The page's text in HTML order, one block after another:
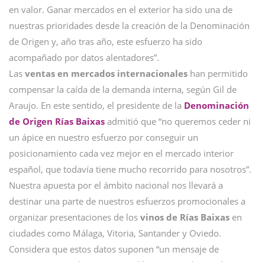
en valor. Ganar mercados en el exterior ha sido una de
nuestras prioridades desde la creación de la Denominación
de Origen y, año tras año, este esfuerzo ha sido
acompañado por datos alentadores”.
Las ventas en mercados internacionales han permitido
compensar la caída de la demanda interna, según Gil de
Araujo. En este sentido, el presidente de la Denominación
de Origen Rías Baixas admitió que “no queremos ceder ni
un ápice en nuestro esfuerzo por conseguir un
posicionamiento cada vez mejor en el mercado interior
español, que todavía tiene mucho recorrido para nosotros”.
Nuestra apuesta por el ámbito nacional nos llevará a
destinar una parte de nuestros esfuerzos promocionales a
organizar presentaciones de los vinos de Rías Baixas en
ciudades como Málaga, Vitoria, Santander y Oviedo.
Considera que estos datos suponen “un mensaje de